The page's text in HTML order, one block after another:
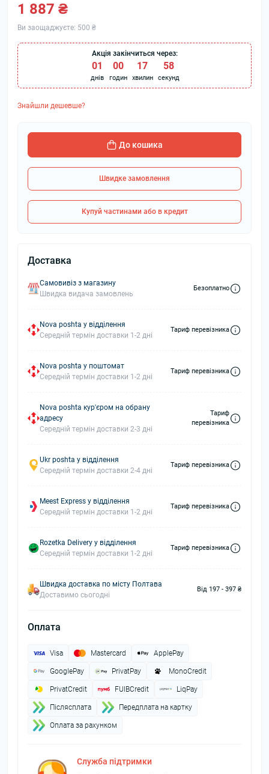
1 887 ₴
Ви заощаджуєте: 500 ₴
Акція закінчиться через:
01
днів
00
годин
17
хвилин
58
секунд
Знайшли дешевше?
До кошика
Швидке замовлення
Купуй частинами або в кредит
Доставка
Самовивіз з магазину
Швидка видача замовлень
Безоплатно
Nova poshta у відділення
Середній термін доставки 1-2 дні
Тариф перевізника
Nova poshta у поштомат
Середній термін доставки 1-2 дні
Тариф перевізника
Nova poshta кур'єром на обрану
адресу
Середній термін доставки 2-3 дні
Тариф
перевізника
Ukr poshta у відділення
Середній термін доставки 2-4 дні
Тариф перевізника
Meest Express у відділення
Середній термін доставки 1-2 дні
Тариф перевізника
Rozetka Delivery у відділення
Середній термін доставки 1-2 дні
Тариф перевізника
Швидка доставка по місту Полтава
Доставимо сьогодні
Від 197 - 397 ₴
Оплата
Visa Mastercard ApplePay
GooglePay PrivatPay MonoCredit
PrivatCredit FUIBCredit LiqPay
Пiслясплата Передплата на картку
Оплата за рахунком
Служба підтримки